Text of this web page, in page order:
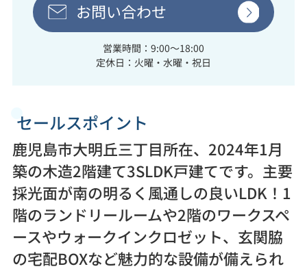
お問い合わせ
営業時間：9:00～18:00
定休日：火曜・水曜・祝日
セールスポイント
鹿児島市大明丘三丁目所在、2024年1月
築の木造2階建て3SLDK戸建てです。主要
採光面が南の明るく風通しの良いLDK！1
階のランドリールームや2階のワークスペ
ースやウォークインクロゼット、玄関脇
の宅配BOXなど魅力的な設備が備えられ